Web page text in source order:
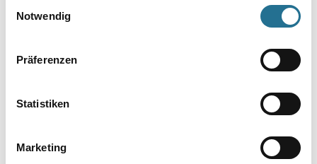
Notwendig
Präferenzen
Statistiken
Marketing
PRODUKTEIGENSCHAFTEN
Produkteigenschaft
- Rissüberbrückend bis 2mm: bietet hohe Sicherheit auch bei nach­
- Hohes Wassersperrvermögen, verhindert das Eindringen von
Wasser in den Untergrund